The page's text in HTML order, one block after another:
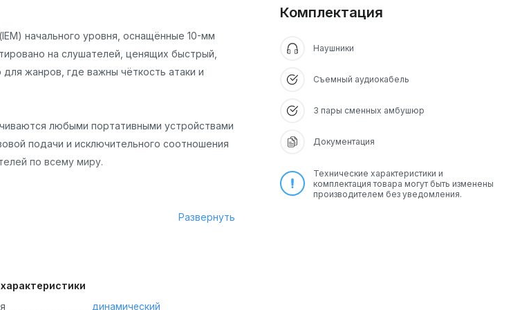
начального уровня, оснащённые 10-мм
на слушателей, ценящих быстрый,
жанров, где важны чёткость атаки и
любыми портативными устройствами
подачи и исключительного соотношения
по всему миру.
три ярких цветовых решения: прозрачный,
с учётом анатомии ушной раковины
спортом. Пользователи на форумах
Развернуть
динамический
Комплектация
Наушники
Съемный аудиокабель
3 пары сменных амбушюр
Документация
Технические характеристики и
комплектация товара могут быть изменены
производителем без уведомления.